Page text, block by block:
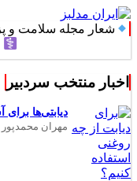
شعار مجله سلامت و
ایران
اخبار منتخب سردبیر
دیابتی‌ها
مهران